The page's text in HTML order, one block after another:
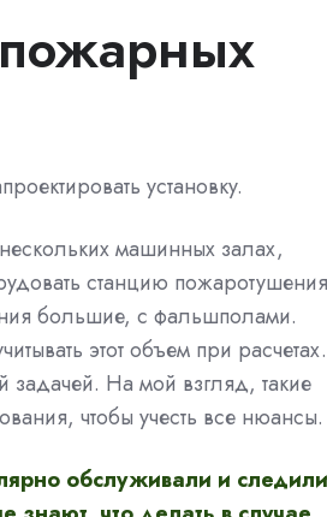
установку.
машинных залах,
станцию
большие, с фальшполами.
этот объем при расчетах.
задачей. На мой взгляд, такие
чтобы учесть все нюансы.
обслуживали и следили